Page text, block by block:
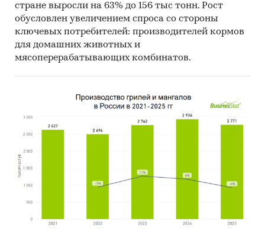
стране выросли на 63% до 156 тыс тонн. Рост
обусловлен увеличением спроса со стороны
ключевых потребителей: производителей кормов
для домашних животных и
мясоперерабатывающих комбинатов.